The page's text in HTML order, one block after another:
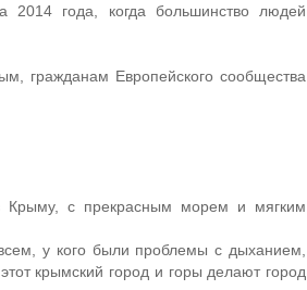
2014 года, когда большинство людей
гражданам Европейского сообщества
Крыму, с прекрасным морем и мягким
у кого были проблемы с дыханием,
крымский город и горы делают город